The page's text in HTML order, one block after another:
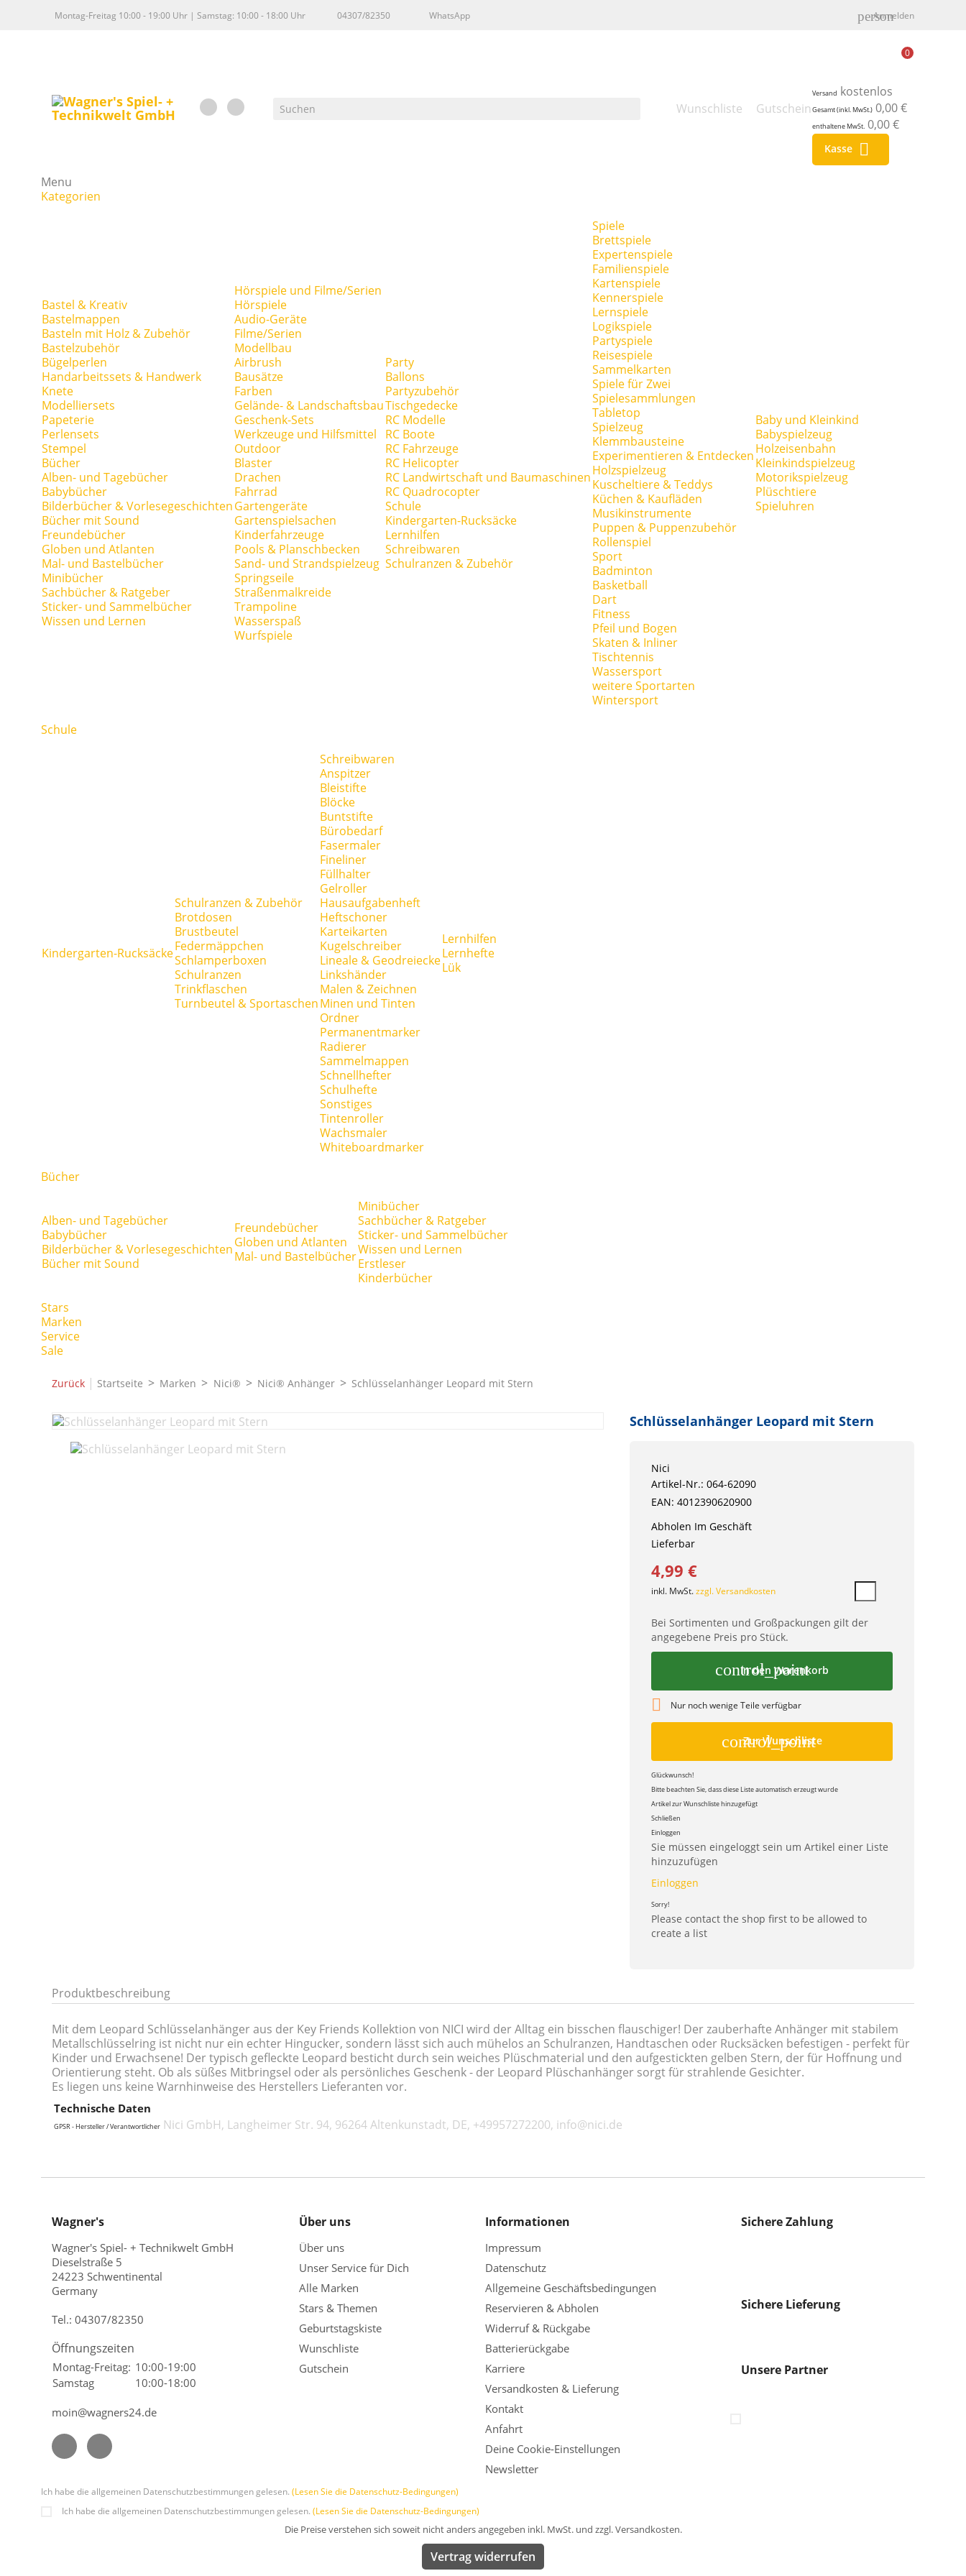
Montag-Freitag 10:00 - 19:00 Uhr | Samstag: 10:00 - 18:00 Uhr 04307/82350 WhatsApp person
Anmelden
Wunschliste Gutschein
0
Versand kostenlos
Gesamt (inkl. MwSt.) 0,00 €
enthaltene MwSt. 0,00 €
Kasse 
Menu
Kategorien
Bastel & Kreativ
Bastelmappen
Basteln mit Holz & Zubehör
Bastelzubehör
Bügelperlen
Handarbeitssets & Handwerk
Knete
Modelliersets
Papeterie
Perlensets
Stempel
Bücher
Alben- und Tagebücher
Babybücher
Bilderbücher & Vorlesegeschichten
Bücher mit Sound
Freundebücher
Globen und Atlanten
Mal- und Bastelbücher
Minibücher
Sachbücher & Ratgeber
Sticker- und Sammelbücher
Wissen und Lernen
Hörspiele und Filme/Serien
Hörspiele
Audio-Geräte
Filme/Serien
Modellbau
Airbrush
Bausätze
Farben
Gelände- & Landschaftsbau
Geschenk-Sets
Werkzeuge und Hilfsmittel
Outdoor
Blaster
Drachen
Fahrrad
Gartengeräte
Gartenspielsachen
Kinderfahrzeuge
Pools & Planschbecken
Sand- und Strandspielzeug
Springseile
Straßenmalkreide
Trampoline
Wasserspaß
Wurfspiele
Party
Ballons
Partyzubehör
Tischgedecke
RC Modelle
RC Boote
RC Fahrzeuge
RC Helicopter
RC Landwirtschaft und Baumaschinen
RC Quadrocopter
Schule
Kindergarten-Rucksäcke
Lernhilfen
Schreibwaren
Schulranzen & Zubehör
Spiele
Brettspiele
Expertenspiele
Familienspiele
Kartenspiele
Kennerspiele
Lernspiele
Logikspiele
Partyspiele
Reisespiele
Sammelkarten
Spiele für Zwei
Spielesammlungen
Tabletop
Spielzeug
Klemmbausteine
Experimentieren & Entdecken
Holzspielzeug
Kuscheltiere & Teddys
Küchen & Kaufläden
Musikinstrumente
Puppen & Puppenzubehör
Rollenspiel
Sport
Badminton
Basketball
Dart
Fitness
Pfeil und Bogen
Skaten & Inliner
Tischtennis
Wassersport
weitere Sportarten
Wintersport
Baby und Kleinkind
Babyspielzeug
Holzeisenbahn
Kleinkindspielzeug
Motorikspielzeug
Plüschtiere
Spieluhren
Schule
Kindergarten-Rucksäcke
Schulranzen & Zubehör
Brotdosen
Brustbeutel
Federmäppchen
Schlamperboxen
Schulranzen
Trinkflaschen
Turnbeutel & Sportaschen
Schreibwaren
Anspitzer
Bleistifte
Blöcke
Buntstifte
Bürobedarf
Fasermaler
Fineliner
Füllhalter
Gelroller
Hausaufgabenheft
Heftschoner
Karteikarten
Kugelschreiber
Lineale & Geodreiecke
Linkshänder
Malen & Zeichnen
Minen und Tinten
Ordner
Permanentmarker
Radierer
Sammelmappen
Schnellhefter
Schulhefte
Sonstiges
Tintenroller
Wachsmaler
Whiteboardmarker
Lernhilfen
Lernhefte
Lük
Bücher
Alben- und Tagebücher
Babybücher
Bilderbücher & Vorlesegeschichten
Bücher mit Sound
Freundebücher
Globen und Atlanten
Mal- und Bastelbücher
Minibücher
Sachbücher & Ratgeber
Sticker- und Sammelbücher
Wissen und Lernen
Erstleser
Kinderbücher
Stars
Marken
Service
Sale
Zurück | Startseite Marken Nici® Nici® Anhänger Schlüsselanhänger Leopard mit Stern
Schlüsselanhänger Leopard mit Stern
Nici
Artikel-Nr.: 064-62090
EAN: 4012390620900
Abholen Im Geschäft
Lieferbar
4,99 €
inkl. MwSt.zzgl. Versandkosten
Bei Sortimenten und Großpackungen gilt der
angegebene Preis pro Stück.
control_point
In den Warenkorb
 Nur noch wenige Teile verfügbar
control_point
Zur Wunschliste
Glückwunsch!
Bitte beachten Sie, dass diese Liste automatisch erzeugt wurde
Artikel zur Wunschliste hinzugefügt
Schließen
Einloggen
Sie müssen eingeloggt sein um Artikel einer Liste
hinzuzufügen
Einloggen
Sorry!
Please contact the shop first to be allowed to
create a list
Produktbeschreibung
Mit dem Leopard Schlüsselanhänger aus der Key Friends Kollektion von NICI wird der Alltag ein bisschen flauschiger! Der zauberhafte Anhänger mit stabilem
Metallschlüsselring ist nicht nur ein echter Hingucker, sondern lässt sich auch mühelos an Schulranzen, Handtaschen oder Rucksäcken befestigen - perfekt für
Kinder und Erwachsene! Der typisch gefleckte Leopard besticht durch sein weiches Plüschmaterial und den aufgestickten gelben Stern, der für Hoffnung und
Orientierung steht. Ob als süßes Mitbringsel oder als persönliches Geschenk - der Leopard Plüschanhänger sorgt für strahlende Gesichter.
Es liegen uns keine Warnhinweise des Herstellers Lieferanten vor.
Technische Daten
GPSR - Hersteller / Verantwortlicher Nici GmbH, Langheimer Str. 94, 96264 Altenkunstadt, DE, +49957272200, info@nici.de
Wagner's
Wagner's Spiel- + Technikwelt GmbH
Dieselstraße 5
24223 Schwentinental
Germany
Tel.: 04307/82350
Öffnungszeiten
Montag-Freitag: 10:00-19:00
Samstag
10:00-18:00
moin@wagners24.de
Über uns
Über uns
Unser Service für Dich
Alle Marken
Stars & Themen
Geburtstagskiste
Wunschliste
Gutschein
Informationen
Impressum
Datenschutz
Allgemeine Geschäftsbedingungen
Reservieren & Abholen
Widerruf & Rückgabe
Batterierückgabe
Karriere
Versandkosten & Lieferung
Kontakt
Anfahrt
Deine Cookie-Einstellungen
Newsletter
Sichere Zahlung
Sichere Lieferung
Unsere Partner
Ich habe die allgemeinen Datenschutzbestimmungen gelesen. (Lesen Sie die Datenschutz-Bedingungen)
Ich habe die allgemeinen Datenschutzbestimmungen gelesen. (Lesen Sie die Datenschutz-Bedingungen)
Die Preise verstehen sich soweit nicht anders angegeben inkl. MwSt. und zzgl. Versandkosten.
Vertrag widerrufen